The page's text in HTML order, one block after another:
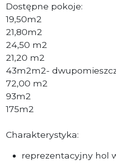
Dostępne pokoje:
19,50m2
21,80m2
24,50 m2
21,20 m2
43m2m2-
72,00 m2
93m2
175m2
Charakterystyka:
reprezentacyjny hol